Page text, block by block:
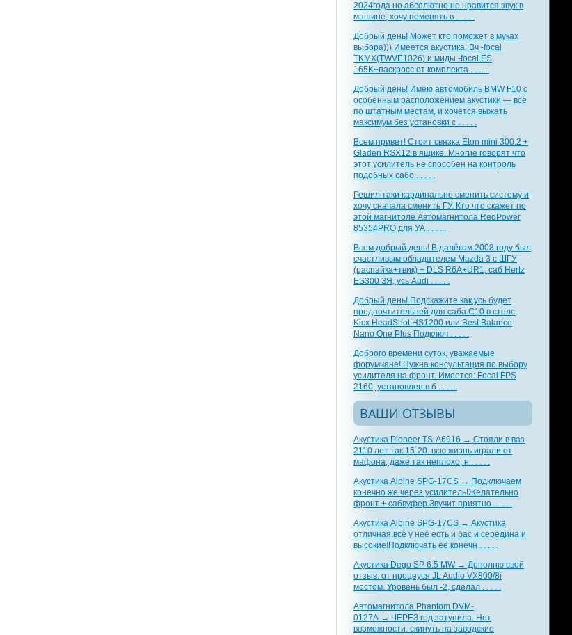
2024года но абсолютно не нравится звук в
машине, хочу поменять в . . . . .
Добрый день! Может кто поможет в муках
выбора))) Имеется акустика: Вч -focal
TKMX(TWVE1026) и миды -focal ES
165K+паскросс от комплекта . . . . .
Добрый день! Имею автомобиль BMW F10 с
особенным расположением акустики — всё
по штатным местам, и хочется выжать
максимум без установки с . . . . .
Всем привет! Стоит связка Eton mini 300.2 +
Gladen RSX12 в ящике. Многие говорят что
этот усилитель не способен на контроль
подобных сабо . . . . .
Решил таки кардинально сменить систему и
хочу сначала сменить ГУ. Кто что скажет по
этой магнитоле Автомагнитола RedPower
85354PRO для УА . . . . .
Всем добрый день! В далёком 2008 году был
счастливым обладателем Mazda 3 с ШГУ
(распайка+твик) + DLS R6A+UR1, саб Hertz
ES300 ЗЯ, усь Audi . . . . .
Добрый день! Подскажите как усь будет
предпочтительней для саба С10 в стелс,
Kicx HeadShot HS1200 или Best Balance
Nano One Plus Подключ . . . . .
Доброго времени суток, уважаемые
форумчане! Нужна консультация по выбору
усилителя на фронт. Имеется: Focal FPS
2160, установлен в б . . . . .
ВАШИ ОТЗЫВЫ
Акустика Pioneer TS-A6916 → Стояли в ваз
2110 лет так 15-20. всю жизнь играли от
мафона, даже так неплохо, н . . . . .
Акустика Alpine SPG-17CS → Подключаем
конечно же через усилитель!Желательно
фронт + сабвуфер.Звучит приятно . . . . .
Акустика Alpine SPG-17CS → Акустика
отличная,всё у неё есть и бас и середина и
высокие!Подключать её конечн . . . . .
Акустика Dego SP 6.5 MW → Дополню свой
отзыв: от процеуся JL Audio VX800/8i
мостом. Уровень был -2, сделал . . . . .
Автомагнитола Phantom DVM-
0127A → ЧЕРЕЗ год затупила. Нет
возможности. скинуть на заводские